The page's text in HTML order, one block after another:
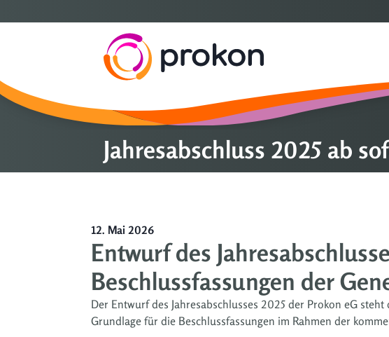
Jahresabschluss 2025 ab
12. Mai 2026
Entwurf des
Beschlussfassungen der
Der Entwurf des Jahresabschlusses 2025 der Prokon eG
Grundlage für die Beschlussfassungen im Rahmen der